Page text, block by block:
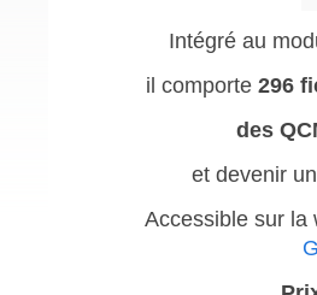
Intégré au
il comporte 296
des
et devenir
Accessible sur la